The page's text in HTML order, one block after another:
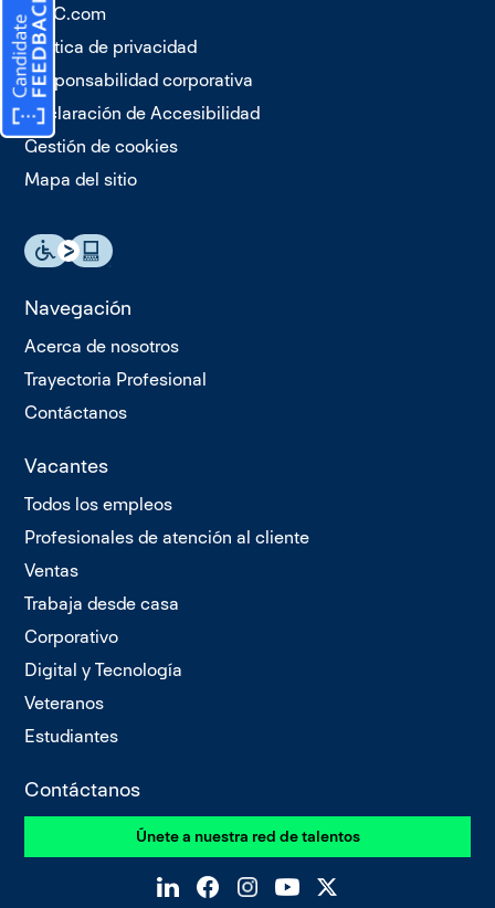
TTEC.com
Política de privacidad
Responsabilidad corporativa
Declaración de Accesibilidad
Gestión de cookies
Mapa del sitio
Navegación
Acerca de nosotros
Trayectoria Profesional
Contáctanos
Vacantes
Todos los empleos
Profesionales de atención al cliente
Ventas
Trabaja desde casa
Corporativo
Digital y Tecnología
Veteranos
Estudiantes
Contáctanos
Únete a nuestra red de talentos